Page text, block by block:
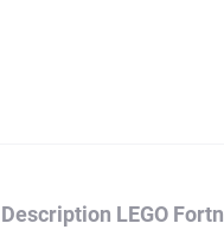
Description LEGO